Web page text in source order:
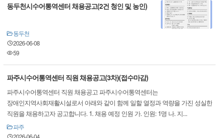
동두천시수어통역센터 채용공고(2건 청인 및 농인)
동두천
2026-06-08
59
파주시수어통역센터 직원 채용공고(3차)(접수마감)
파주시수어통역센터 직원 채용공고 파주시수어통역센터는
장애인지역사회재활시설로서 아래와 같이 함께 일할 열정과 역량을 가진 성실한
직원을 채용하고자 공고합니다. 1. 채용 예정 인원 가. 인원: 1명 나. 지...
파주
2026-06-04